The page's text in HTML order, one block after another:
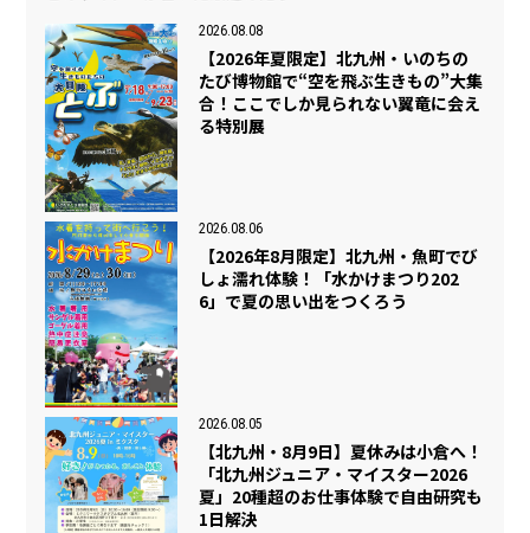
2026.08.08
【2026年夏限定】北九州・いのちの
たび博物館で“空を飛ぶ生きもの”大集
合！ここでしか見られない翼竜に会え
る特別展
2026.08.06
【2026年8月限定】北九州・魚町でび
しょ濡れ体験！「水かけまつり202
6」で夏の思い出をつくろう
2026.08.05
【北九州・8月9日】夏休みは小倉へ！
「北九州ジュニア・マイスター2026
夏」20種超のお仕事体験で自由研究も
1日解決